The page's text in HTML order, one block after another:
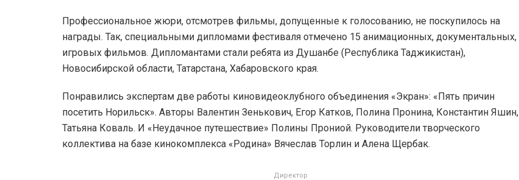
Профессиональное жюри, отсмотрев фильмы, допущенные к голосованию, не поскупилось на
награды. Так, специальными дипломами фестиваля отмечено 15 анимационных, документальных,
игровых фильмов. Дипломантами стали ребята из Душанбе (Республика Таджикистан),
Новосибирской области, Татарстана, Хабаровского края.
Понравились экспертам две работы киновидеоклубного объединения «Экран»: «Пять причин
посетить Норильск». Авторы Валентин Зенькович, Егор Катков, Полина Пронина, Константин Яшин,
Татьяна Коваль. И «Неудачное путешествие» Полины Прониой. Руководители творческого
коллектива на базе кинокомплекса «Родина» Вячеслав Торлин и Алена Щербак.
Директор